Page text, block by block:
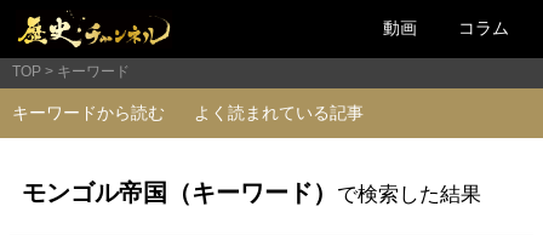
動画 コラム
TOP キーワード
キーワードから読む よく読まれている記事
モンゴル帝国（キーワード） で検索した結果